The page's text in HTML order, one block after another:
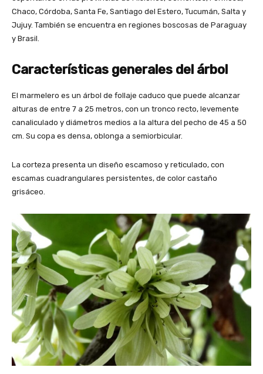
Chaco, Córdoba, Santa Fe, Santiago del Estero, Tucumán, Salta y
Jujuy. También se encuentra en regiones boscosas de Paraguay
y Brasil.
Características generales del árbol
El marmelero es un árbol de follaje caduco que puede alcanzar
alturas de entre 7 a 25 metros, con un tronco recto, levemente
canaliculado y diámetros medios a la altura del pecho de 45 a 50
cm. Su copa es densa, oblonga a semiorbicular.
La corteza presenta un diseño escamoso y reticulado, con
escamas cuadrangulares persistentes, de color castaño
grisáceo.